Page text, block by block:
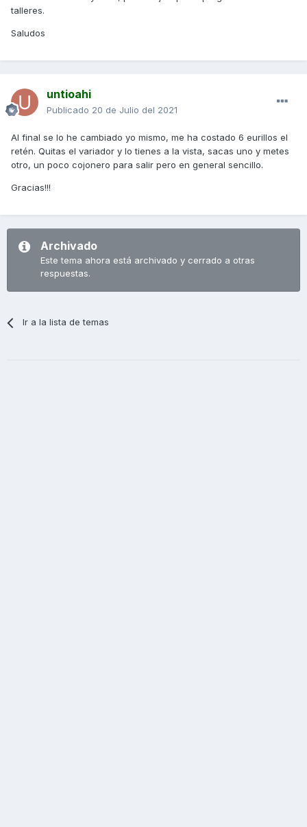
talleres.
Saludos
untioahi
Publicado 20 de Julio del 2021
Al final se lo he cambiado yo mismo, me ha costado 6 eurillos el
retén. Quitas el variador y lo tienes a la vista, sacas uno y metes
otro, un poco cojonero para salir pero en general sencillo.
Gracias!!!
Archivado
Este tema ahora está archivado y cerrado a otras
respuestas.
Ir a la lista de temas